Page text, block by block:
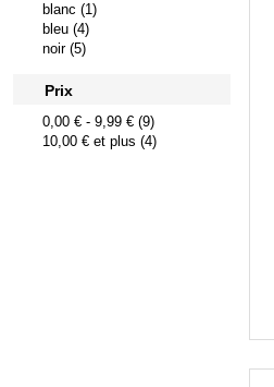
blanc (1)
bleu (4)
noir (5)
Prix
0,00 € -9,99 € (9)
10,00 € et plus (4)